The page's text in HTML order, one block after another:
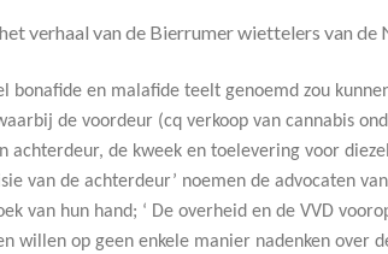
verhaal van de Bierrumer wiettelers van
bonafide en malafide teelt genoemd zou
de voordeur (cq verkoop van cannabis
achterdeur, de kweek en toelevering voor
van de achterdeur’ noemen de advocaten
van hun hand; ‘ De overheid en de VVD
willen op geen enkele manier nadenken over